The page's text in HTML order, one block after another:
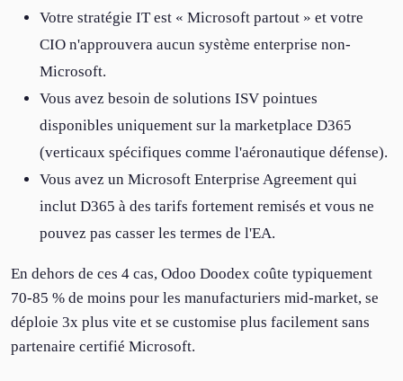
Votre stratégie IT est « Microsoft partout » et votre
CIO n'approuvera aucun système enterprise non-
Microsoft.
Vous avez besoin de solutions ISV pointues
disponibles uniquement sur la marketplace D365
(verticaux spécifiques comme l'aéronautique défense).
Vous avez un Microsoft Enterprise Agreement qui
inclut D365 à des tarifs fortement remisés et vous ne
pouvez pas casser les termes de l'EA.
En dehors de ces 4 cas, Odoo Doodex coûte typiquement
70-85 % de moins pour les manufacturiers mid-market, se
déploie 3x plus vite et se customise plus facilement sans
partenaire certifié Microsoft.